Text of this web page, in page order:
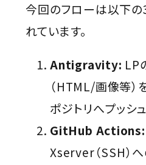
今回のフローは以下の
れています。
Antigravity: LP
（HTML/画像等）
ポジトリへプッシュ
GitHub Actions:
Xserver（SSH）